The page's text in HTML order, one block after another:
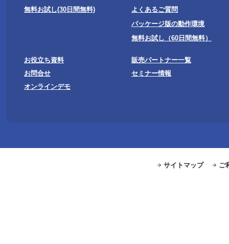
無料お試し(30日間無料)
よくあるご質問
パッケージ版の動作環境
無料お試し（60日間無料）
お役立ち資料
販売パートナー一覧
お問合せ
セミナー情報
オンラインデモ
サイトマップ ご